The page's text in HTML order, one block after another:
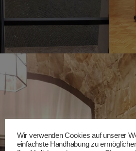
Wir verwenden Cookies auf unserer
einfachste Handhabung zu